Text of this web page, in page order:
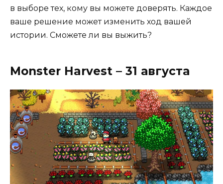
в выборе тех, кому вы можете доверять. Каждое
ваше решение может изменить ход вашей
истории. Сможете ли вы выжить?
Monster Harvest – 31 августа